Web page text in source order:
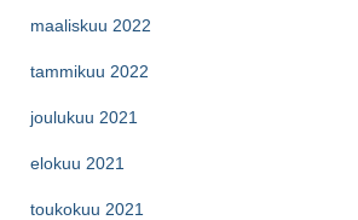
maaliskuu 2022
tammikuu 2022
joulukuu 2021
elokuu 2021
toukokuu 2021